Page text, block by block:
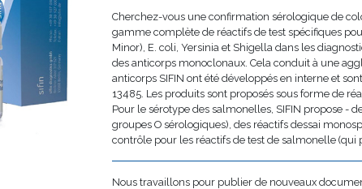
Cherchez-vous une confirmation sérologique de
gamme complète de réactifs de test spécifiques
Minor), E. coli, Yersinia et Shigella dans les
des anticorps monoclonaux. Cela conduit à une
anticorps SIFIN ont été développés en interne et
13485. Les produits sont proposés sous forme de
Pour le sérotype des salmonelles, SIFIN propose -
groupes O sérologiques), des réactifs dessai
contrôle pour les réactifs de test de salmonelle
Nous travaillons pour publier de nouveaux